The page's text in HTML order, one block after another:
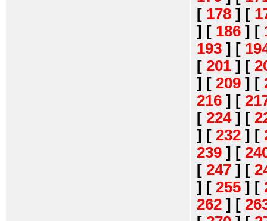
[ 178 ] [
] [ 186 ] [
193 ] [
[ 201 ] [
] [ 209 ] [
216 ] [
[ 224] [
] [ 232 ] [
239 ] [
[ 247 ] [
] [ 255 ] [
262 ] [